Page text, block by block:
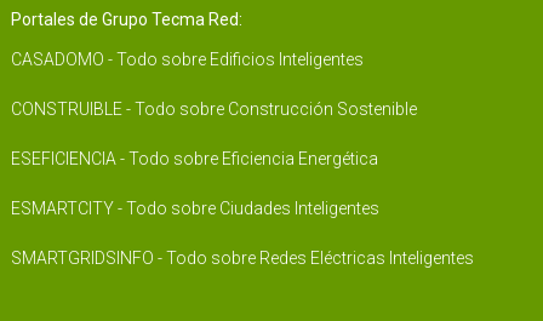
Portales de Grupo Tecma Red:
CASADOMO - Todo sobre Edificios Inteligentes
CONSTRUIBLE - Todo sobre Construcción Sostenible
ESEFICIENCIA - Todo sobre Eficiencia Energética
ESMARTCITY - Todo sobre Ciudades Inteligentes
SMARTGRIDSINFO - Todo sobre Redes Eléctricas Inteligentes